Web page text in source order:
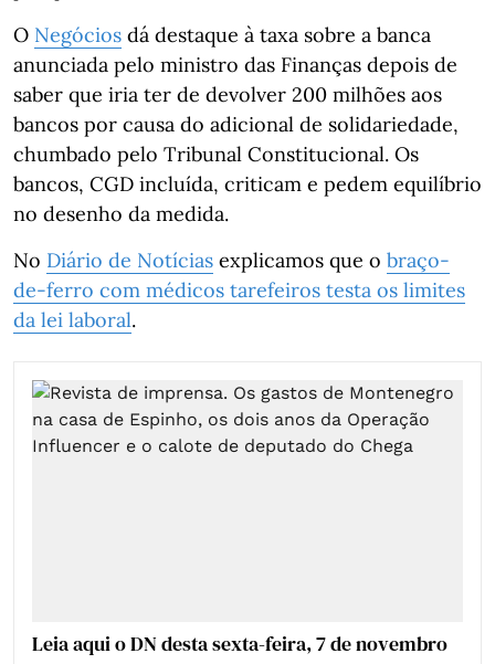
O Negócios dá destaque à taxa sobre a banca
anunciada pelo ministro das Finanças depois de
saber que iria ter de devolver 200 milhões aos
bancos por causa do adicional de solidariedade,
chumbado pelo Tribunal Constitucional. Os
bancos, CGD incluída, criticam e pedem equilíbrio
no desenho da medida.
No Diário de Notícias explicamos que o braço-
de-ferro com médicos tarefeiros testa os limites
da lei laboral.
Leia aqui o DN desta sexta-feira, 7 de novembro